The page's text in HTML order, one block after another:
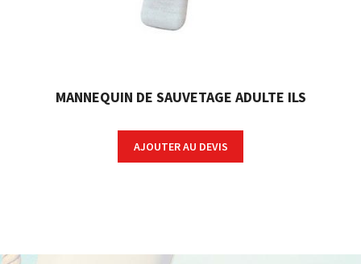
MANNEQUIN DE SAUVETAGE ADULTE ILS
AJOUTER AU DEVIS